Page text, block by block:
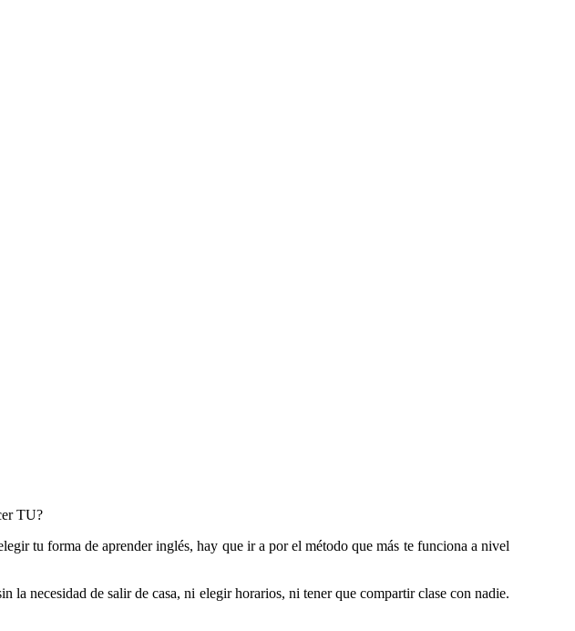
TU?
tu forma de aprender inglés, hay que ir a por el método que más te funciona a nivel
la necesidad de salir de casa, ni elegir horarios, ni tener que compartir clase con nadie.